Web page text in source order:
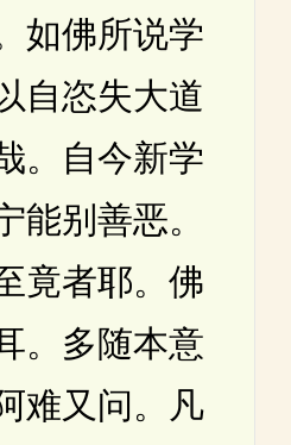
如佛所说学
自恣失大道
。自今新学
能别善恶。
竟者耶。佛
。多随本意
难又问。凡